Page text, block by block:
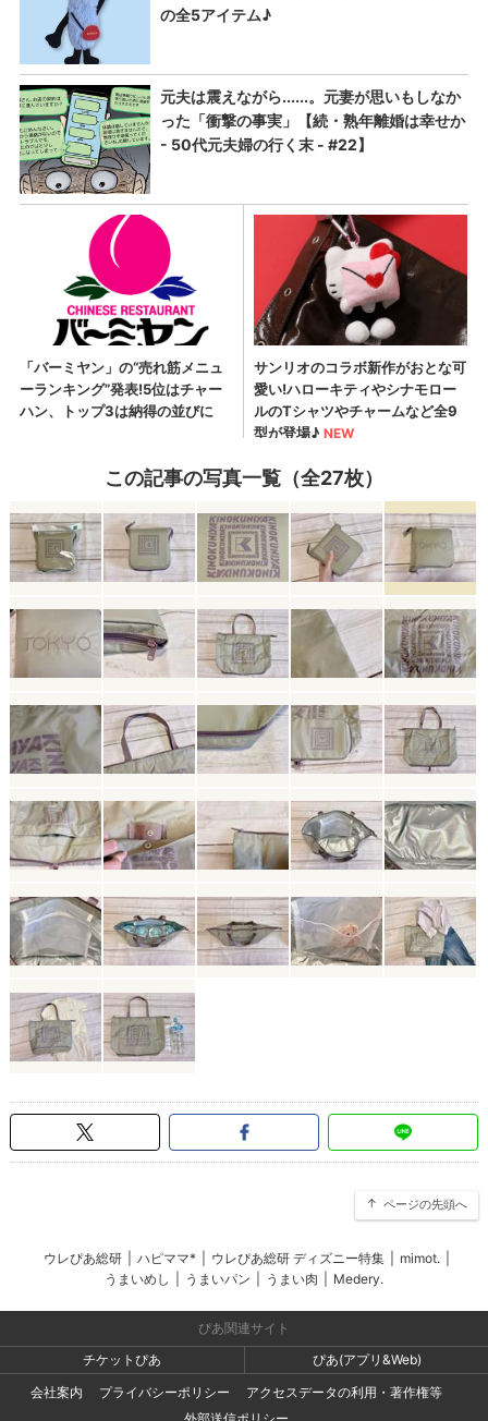
この記事の写真一覧（全27枚）
ページの先頭へ
ウレぴあ総研 ハピママ* ウレぴあ総研 ディズニー特集 mimot.
うまいめし
うまいパン うまい肉 Medery.
ぴあ関連サイト
チケットぴあ
ぴあ(アプリ&Web)
会社案内
プライバシーポリシー
アクセスデータの利用・著作権等